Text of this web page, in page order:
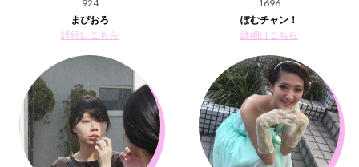
924
まぴおろ
詳細はこちら
1696
ぽむチャン！
詳細はこちら